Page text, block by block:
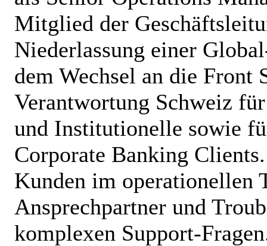
Mitglied der
Niederlassung einer
dem Wechsel an die Front
Verantwortung Schweiz
und Institutionelle sowie
Corporate Banking
Kunden im operationellen
Ansprechpartner und
komplexen Support-